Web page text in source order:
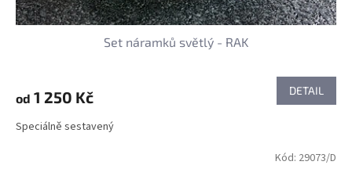
Set náramků světlý - RAK
od 1 250 Kč DETAIL
Speciálně sestavený
Kód: 29073/D